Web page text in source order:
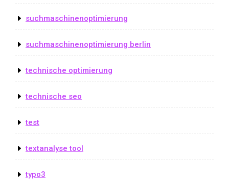
suchmaschinenoptimierung
suchmaschinenoptimierung berlin
technische optimierung
technische seo
test
textanalyse tool
typo3